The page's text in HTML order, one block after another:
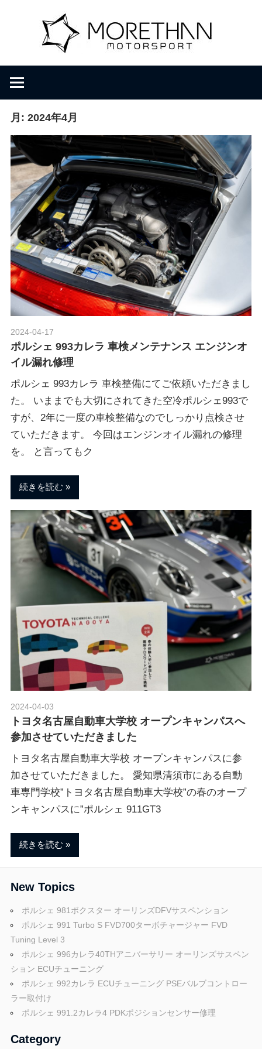
ツ
o
r
e
t
h
M
o
t
o
s
p
o
r
t
ポ
ル
シ
ェ
ュ
ー
ニ
ン
D
r
m
b
a
c
h
e
r
・
ポ
ル
シ
ェ
正
パ
ー
ツ
・
C
U
チ
ニ
ン
グ
ポ
ー
ト
を
ご
紹
介
た
し
ま
す
月: 2024年4月
2024-04-17
ポルシェ 993カレラ 車検メンテナンス エンジンオ
イル漏れ修理
ポルシェ 993カレラ 車検整備にてご依頼いただきまし
た。 いままでも大切にされてきた空冷ポルシェ993で
すが、2年に一度の車検整備なのでしっかり点検させ
ていただきます。 今回はエンジンオイル漏れの修理
を。 と言ってもク
続きを読む
2024-04-03
トヨタ名古屋自動車大学校 オープンキャンパスへ
参加させていただきました
トヨタ名古屋自動車大学校 オープンキャンパスに参
加させていただきました。 愛知県清須市にある自動
車専門学校”トヨタ名古屋自動車大学校”の春のオープ
ンキャンパスに”ポルシェ 911GT3
続きを読む
New Topics
ポルシェ 981ボクスター オーリンズDFVサスペンション
ポルシェ 991 Turbo S FVD700ターボチャージャー FVD
Tuning Level 3
ポルシェ 996カレラ40THアニバーサリー オーリンズサスペン
ション ECUチューニング
ポルシェ 992カレラ ECUチューニング PSEバルブコントロー
ラー取付け
ポルシェ 991.2カレラ4 PDKポジションセンサー修理
Category